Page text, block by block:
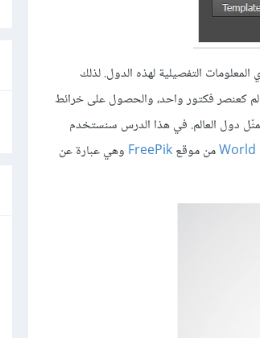
التفصيلية لهذه الدول. لذلك
كعنصر فكتور واحد، والحصول على خرائط
تمثّل دول العالم. في هذا الدرس سنستخدم
Worldمن موقعFreePik وهي عبارة عن